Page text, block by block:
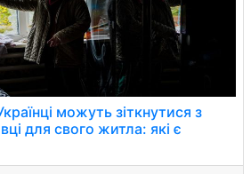
можуть зіткнутися з
для свого житла: які є